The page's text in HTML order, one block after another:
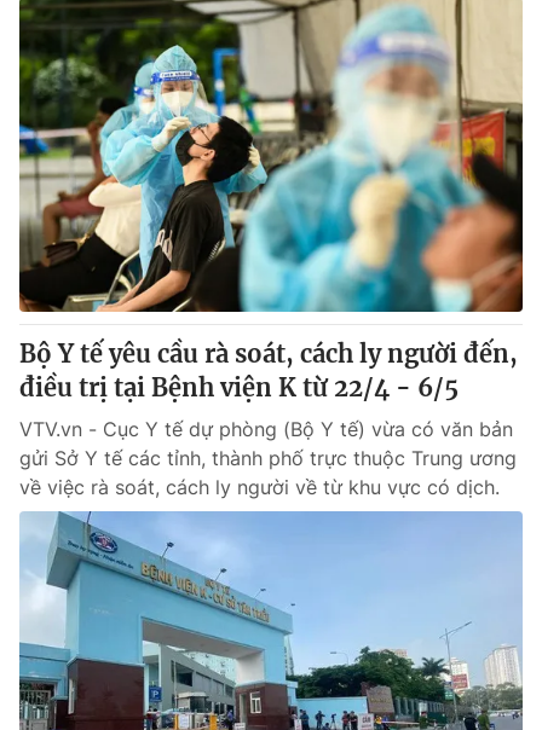
Bộ Y tế yêu cầu rà soát, cách ly người đến,
điều trị tại Bệnh viện K từ 22/4 - 6/5
VTV.vn - Cục Y tế dự phòng (Bộ Y tế) vừa có văn bản
gửi Sở Y tế các tỉnh, thành phố trực thuộc Trung ương
về việc rà soát, cách ly người về từ khu vực có dịch.